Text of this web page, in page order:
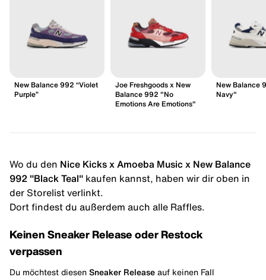
New Balance 992 “Violet
Purple”
Joe Freshgoods x New
Balance 992 "No
Emotions Are Emotions"
New Balance
Navy"
Wo du den Nice Kicks x Amoeba Music x New Balance
992 "Black Teal" kaufen kannst, haben wir dir oben in
der Storelist verlinkt.
Dort findest du außerdem auch alle Raffles.
Keinen Sneaker Release oder Restock
verpassen
Du möchtest diesen Sneaker Release auf keinen Fall